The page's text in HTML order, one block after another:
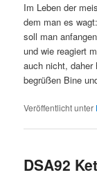
Im Leben der
dem man es
soll man
und wie reagiert
auch nicht, daher
begrüßen Bine
Veröffentlicht unter
DSA92